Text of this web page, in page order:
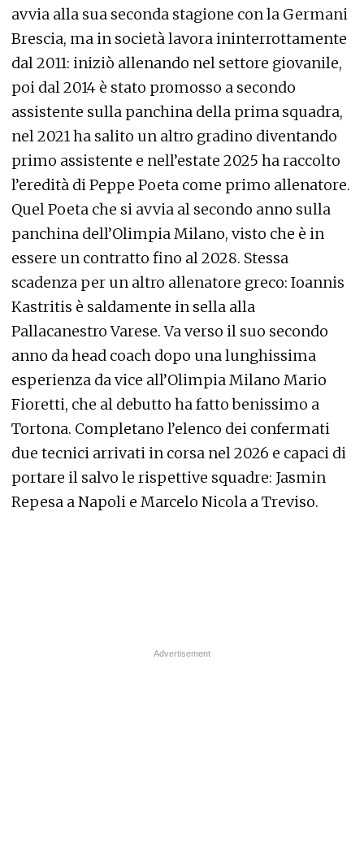
avvia alla sua seconda stagione con la Germani
Brescia, ma in società lavora ininterrottamente
dal 2011: iniziò allenando nel settore giovanile,
poi dal 2014 è stato promosso a secondo
assistente sulla panchina della prima squadra,
nel 2021 ha salito un altro gradino diventando
primo assistente e nell’estate 2025 ha raccolto
l’eredità di Peppe Poeta come primo allenatore.
Quel Poeta che si avvia al secondo anno sulla
panchina dell’Olimpia Milano, visto che è in
essere un contratto fino al 2028. Stessa
scadenza per un altro allenatore greco: Ioannis
Kastritis è saldamente in sella alla
Pallacanestro Varese. Va verso il suo secondo
anno da head coach dopo una lunghissima
esperienza da vice all’Olimpia Milano Mario
Fioretti, che al debutto ha fatto benissimo a
Tortona. Completano l’elenco dei confermati
due tecnici arrivati in corsa nel 2026 e capaci di
portare il salvo le rispettive squadre: Jasmin
Repesa a Napoli e Marcelo Nicola a Treviso.